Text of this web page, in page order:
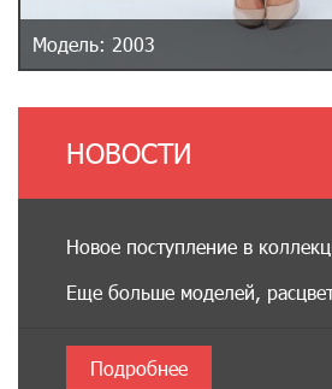
Модель: 2003
НОВОСТИ
Новое поступление в
Еще больше моделей,
Подробнее